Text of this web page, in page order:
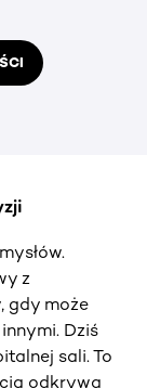
z
gdy może
Dziś
sali. To
odkrywa